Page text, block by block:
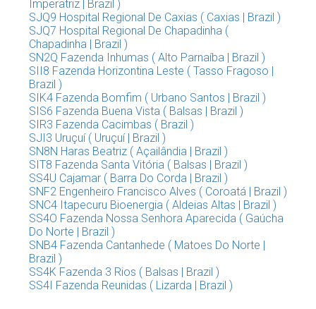
Imperatriz | Brazil )
SJQ9 Hospital Regional De Caxias ( Caxias | Brazil )
SJQ7 Hospital Regional De Chapadinha (
Chapadinha | Brazil )
SN2Q Fazenda Inhumas ( Alto Parnaíba | Brazil )
SII8 Fazenda Horizontina Leste ( Tasso Fragoso |
Brazil )
SIK4 Fazenda Bomfim ( Urbano Santos | Brazil )
SIS6 Fazenda Buena Vista ( Balsas | Brazil )
SIR3 Fazenda Cacimbas ( Brazil )
SJI3 Uruçuí ( Uruçuí | Brazil )
SN8N Haras Beatriz ( Açailândia | Brazil )
SIT8 Fazenda Santa Vitória ( Balsas | Brazil )
SS4U Cajamar ( Barra Do Corda | Brazil )
SNF2 Engenheiro Francisco Alves ( Coroatá | Brazil )
SNC4 Itapecuru Bioenergia ( Aldeias Altas | Brazil )
SS4O Fazenda Nossa Senhora Aparecida ( Gaúcha
Do Norte | Brazil )
SNB4 Fazenda Cantanhede ( Matoes Do Norte |
Brazil )
SS4K Fazenda 3 Rios ( Balsas | Brazil )
SS4I Fazenda Reunidas ( Lizarda | Brazil )